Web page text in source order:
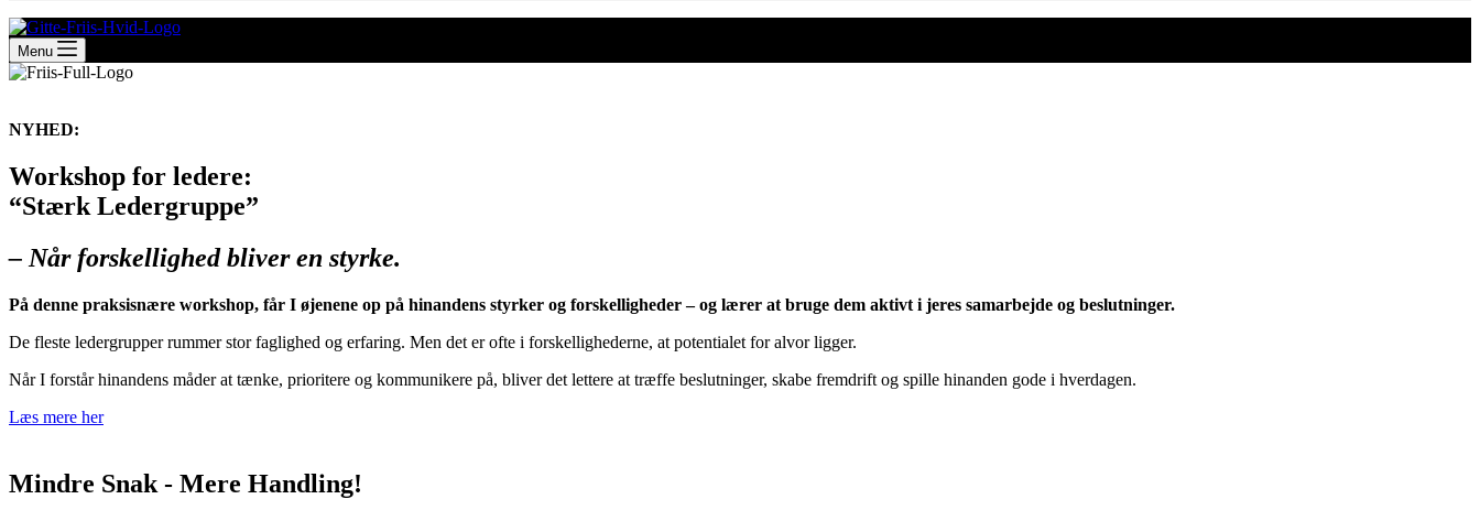
Menu
NYHED:
Workshop for ledere:
“Stærk Ledergruppe”
– Når forskellighed bliver en styrke.
På denne praksisnære workshop, får I øjenene op på hinandens styrker og forskelligheder – og lærer at bruge dem aktivt i jeres samarbejde og beslutninger.
De fleste ledergrupper rummer stor faglighed og erfaring. Men det er ofte i forskellighederne, at potentialet for alvor ligger.
Når I forstår hinandens måder at tænke, prioritere og kommunikere på, bliver det lettere at træffe beslutninger, skabe fremdrift og spille hinanden gode i hverdagen.
Læs mere her
Mindre Snak - Mere Handling!